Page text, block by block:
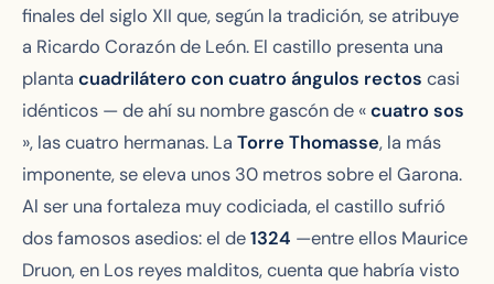
finales del siglo XII que, según la tradición, se atribuye
a Ricardo Corazón de León. El castillo presenta una
planta cuadrilátero con cuatro ángulos rectos casi
idénticos — de ahí su nombre gascón de «cuatro sos
», las cuatro hermanas. La Torre Thomasse, la más
imponente, se eleva unos 30 metros sobre el Garona.
Al ser una fortaleza muy codiciada, el castillo sufrió
dos famosos asedios: el de1324 —entre ellos Maurice
Druon, en Los reyes malditos, cuenta que habría visto